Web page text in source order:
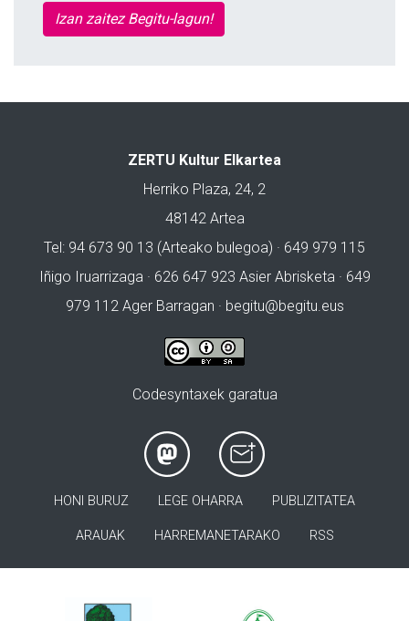
Izan zaitez Begitu-lagun!
ZERTU Kultur Elkartea
Herriko Plaza, 24, 2
48142 Artea
Tel: 94 673 90 13 (Arteako bulegoa) · 649 979 115
Iñigo Iruarrizaga · 626 647 923 Asier Abrisketa · 649
979 112 Ager Barragan · begitu@begitu.eus
Codesyntaxek garatua
HONI BURUZ LEGE OHARRA PUBLIZITATEA
ARAUAK HARREMANETARAKO RSS